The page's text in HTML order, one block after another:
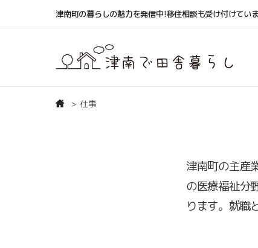
津南町の暮らしの魅力を発信中!移住相談も受け付けてい
仕事
津南町の主産
の医療福祉分
ります。就職